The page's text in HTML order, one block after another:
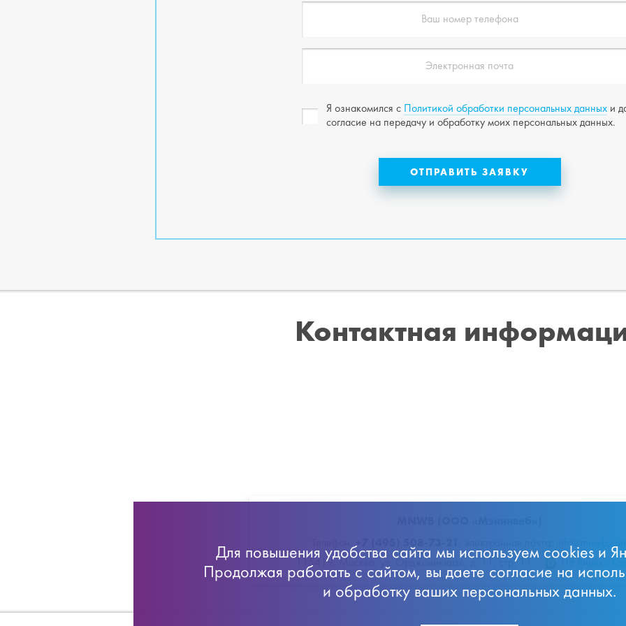
Я ознакомился с Политикой обработки персональных данных и
согласие на передачу и обработку моих персональных данных.
Контактная
Телефон:+7 (495) 508-73-21
115419, Москва ул. Орджоникидзе, д. 11, стр. 11
Для повышения удобства сайта мы используем cookies и
Продолжая работать с сайтом, вы даете согласие на
и обработку ваших персональных данных.